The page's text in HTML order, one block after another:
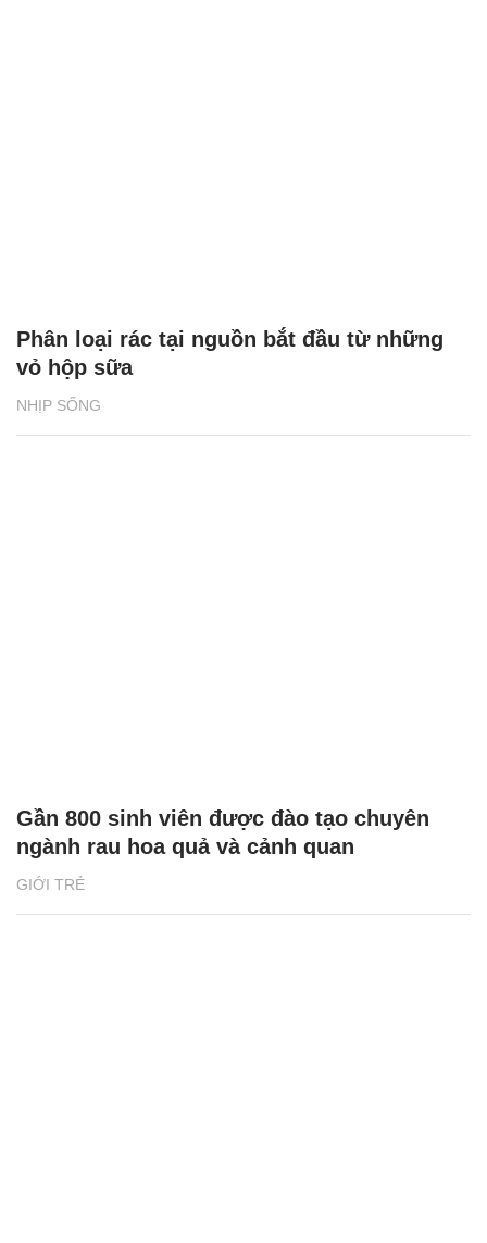
NHỊP SỐNG
Phân loại rác tại nguồn bắt đầu từ những
vỏ hộp sữa
GIỚI TRẺ
Gần 800 sinh viên được đào tạo chuyên
ngành rau hoa quả và cảnh quan